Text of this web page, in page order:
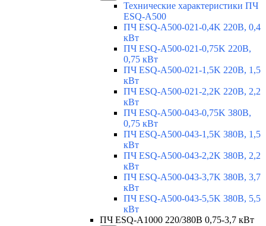
Технические характеристики ПЧ
ESQ-A500
ПЧ ESQ-A500-021-0,4K 220В, 0,4
кВт
ПЧ ESQ-A500-021-0,75K 220В,
0,75 кВт
ПЧ ESQ-A500-021-1,5K 220В, 1,5
кВт
ПЧ ESQ-A500-021-2,2K 220В, 2,2
кВт
ПЧ ESQ-A500-043-0,75K 380В,
0,75 кВт
ПЧ ESQ-A500-043-1,5K 380В, 1,5
кВт
ПЧ ESQ-A500-043-2,2K 380В, 2,2
кВт
ПЧ ESQ-A500-043-3,7K 380В, 3,7
кВт
ПЧ ESQ-A500-043-5,5K 380В, 5,5
кВт
ПЧ ESQ-A1000 220/380В 0,75-3,7 кВт